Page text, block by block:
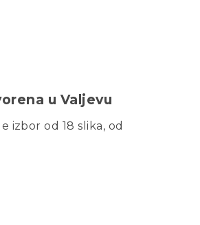
u Valjevu
izbor od 18 slika, od